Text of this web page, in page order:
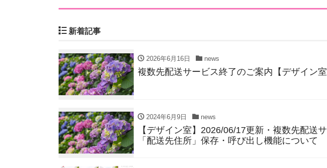
新着記事
2026年6月16日 news
複数先配送サービス終了のご案内【デザイン室
2024年6月9日 news
【デザイン室】2026/06/17更新・複数先配送
「配送先住所」保存・呼び出し機能について